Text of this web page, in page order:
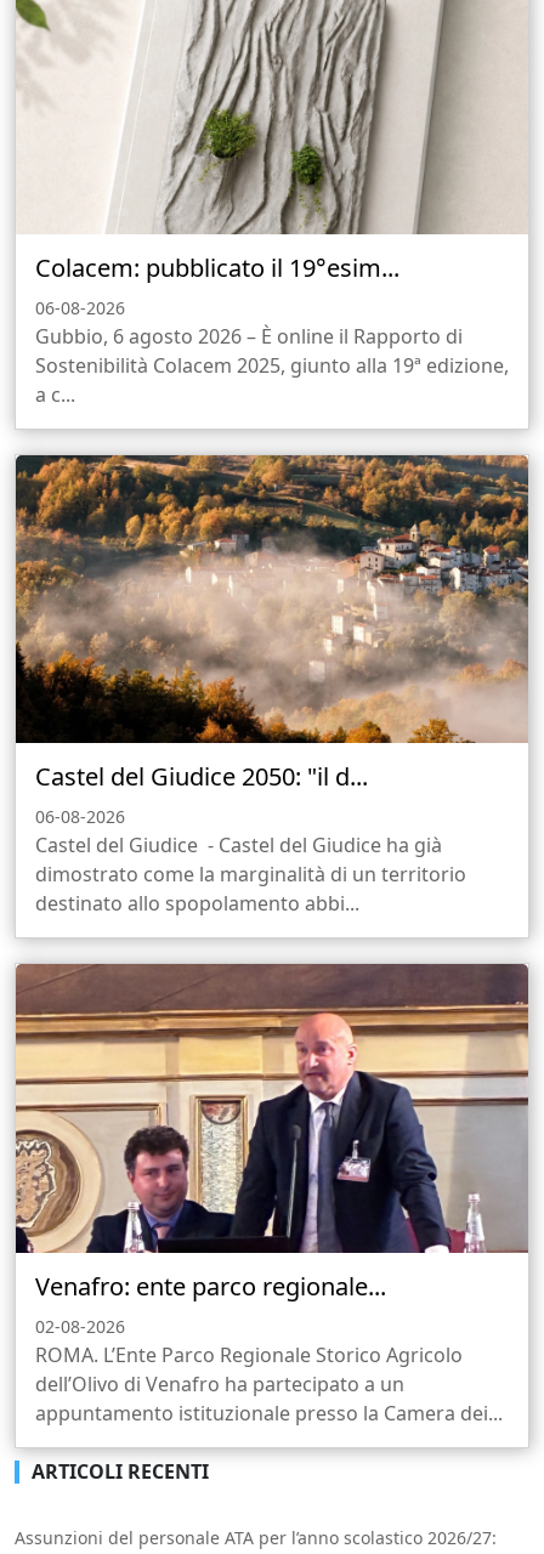
Colacem: pubblicato il 19°esim...
06-08-2026
Gubbio, 6 agosto 2026 – È online il Rapporto di
Sostenibilità Colacem 2025, giunto alla 19ª edizione,
a c...
Castel del Giudice 2050: "il d...
06-08-2026
Castel del Giudice - Castel del Giudice ha già
dimostrato come la marginalità di un territorio
destinato allo spopolamento abbi...
Venafro: ente parco regionale...
02-08-2026
ROMA. L’Ente Parco Regionale Storico Agricolo
dell’Olivo di Venafro ha partecipato a un
appuntamento istituzionale presso la Camera dei...
ARTICOLI RECENTI
Assunzioni del personale ATA per l’anno scolastico 2026/27: